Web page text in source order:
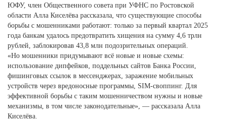
ЮФУ, член Общественного совета при УФНС по Ростовской
области Алла Киселёва рассказала, что существующие способы
борьбы с мошенниками работают: только за первый квартал 2025
года банкам удалось предотвратить хищения на сумму 4,6 трлн
рублей, заблокировав 43,8 млн подозрительных операций.
«Но мошенники придумывают всё новые и новые схемы:
использование дипфейков, поддельных сайтов Банка России,
фишинговых ссылок в мессенджерах, заражение мобильных
устройств через вредоносные программы, SIM-своппинг. Для
эффективной борьбы с таким мошенничеством нужны и новые
механизмы, в том числе законодательные», — рассказала Алла
Киселёва.